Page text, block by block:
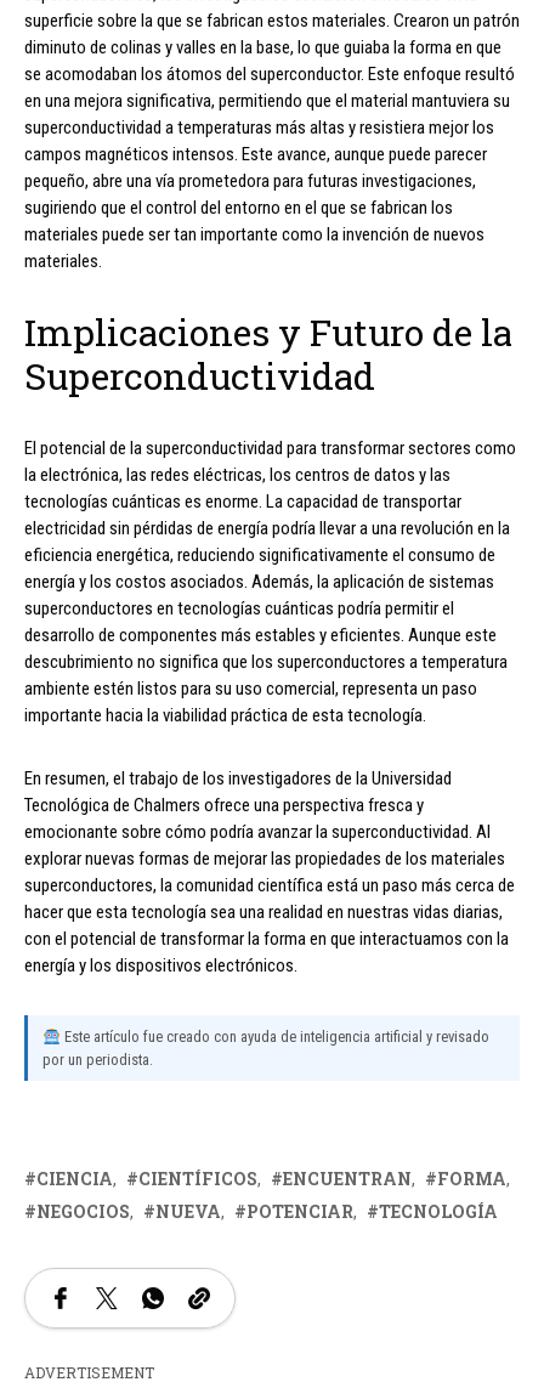
superficie sobre la que se fabrican estos materiales. Crearon un patrón
diminuto de colinas y valles en la base, lo que guiaba la forma en que
se acomodaban los átomos del superconductor. Este enfoque resultó
en una mejora significativa, permitiendo que el material mantuviera su
superconductividad a temperaturas más altas y resistiera mejor los
campos magnéticos intensos. Este avance, aunque puede parecer
pequeño, abre una vía prometedora para futuras investigaciones,
sugiriendo que el control del entorno en el que se fabrican los
materiales puede ser tan importante como la invención de nuevos
materiales.
Implicaciones y Futuro de la
Superconductividad
El potencial de la superconductividad para transformar sectores como
la electrónica, las redes eléctricas, los centros de datos y las
tecnologías cuánticas es enorme. La capacidad de transportar
electricidad sin pérdidas de energía podría llevar a una revolución en la
eficiencia energética, reduciendo significativamente el consumo de
energía y los costos asociados. Además, la aplicación de sistemas
superconductores en tecnologías cuánticas podría permitir el
desarrollo de componentes más estables y eficientes. Aunque este
descubrimiento no significa que los superconductores a temperatura
ambiente estén listos para su uso comercial, representa un paso
importante hacia la viabilidad práctica de esta tecnología.
En resumen, el trabajo de los investigadores de la Universidad
Tecnológica de Chalmers ofrece una perspectiva fresca y
emocionante sobre cómo podría avanzar la superconductividad. Al
explorar nuevas formas de mejorar las propiedades de los materiales
superconductores, la comunidad científica está un paso más cerca de
hacer que esta tecnología sea una realidad en nuestras vidas diarias,
con el potencial de transformar la forma en que interactuamos con la
energía y los dispositivos electrónicos.
Este artículo fue creado con ayuda de inteligencia artificial y revisado
por un periodista.
CIENCIA CIENTÍFICOS ENCUENTRAN
FORMA
NEGOCIOS
NUEVA POTENCIAR TECNOLOGÍA
ADVERTISEMENT